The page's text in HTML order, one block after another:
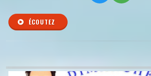
ÉCOUTEZ